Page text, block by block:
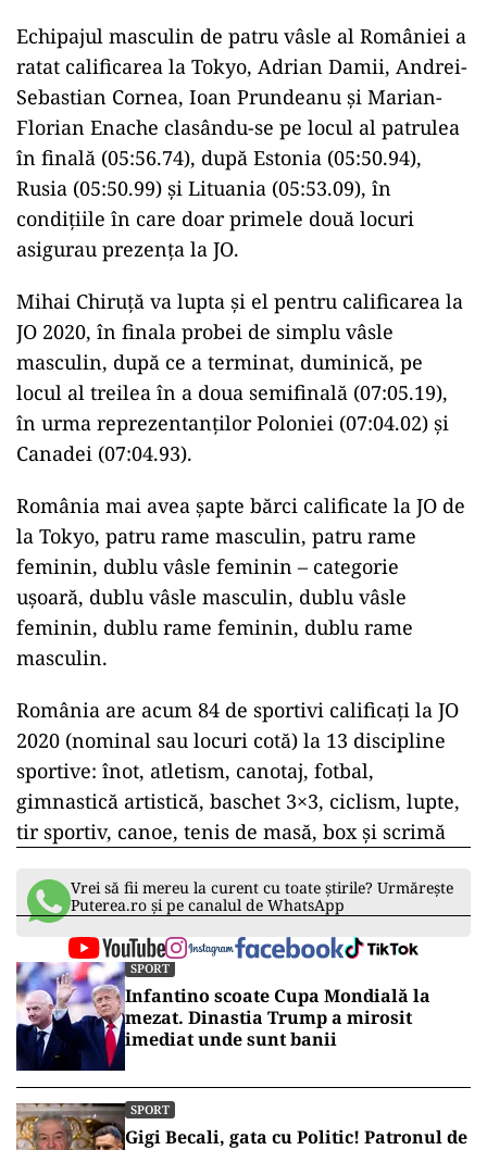
Echipajul masculin de patru vâsle al României a
ratat calificarea la Tokyo, Adrian Damii, Andrei-
Sebastian Cornea, Ioan Prundeanu şi Marian-
Florian Enache clasându-se pe locul al patrulea
în finală (05:56.74), după Estonia (05:50.94),
Rusia (05:50.99) şi Lituania (05:53.09), în
condiţiile în care doar primele două locuri
asigurau prezenţa la JO.
Mihai Chiruţă va lupta şi el pentru calificarea la
JO 2020, în finala probei de simplu vâsle
masculin, după ce a terminat, duminică, pe
locul al treilea în a doua semifinală (07:05.19),
în urma reprezentanţilor Poloniei (07:04.02) şi
Canadei (07:04.93).
România mai avea şapte bărci calificate la JO de
la Tokyo, patru rame masculin, patru rame
feminin, dublu vâsle feminin – categorie
uşoară, dublu vâsle masculin, dublu vâsle
feminin, dublu rame feminin, dublu rame
masculin.
România are acum 84 de sportivi calificaţi la JO
2020 (nominal sau locuri cotă) la 13 discipline
sportive: înot, atletism, canotaj, fotbal,
gimnastică artistică, baschet 3×3, ciclism, lupte,
tir sportiv, canoe, tenis de masă, box şi scrimă
Vrei să fii mereu la curent cu toate știrile? Urmărește
Puterea.ro și pe canalul de WhatsApp
SPORT
Infantino scoate Cupa Mondială la
mezat. Dinastia Trump a mirosit
imediat unde sunt banii
SPORT
Gigi Becali, gata cu Politic! Patronul de